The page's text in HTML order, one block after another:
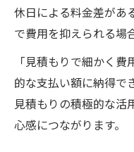
休日による料金差があ
で費用を抑えられる場
「見積もりで細かく
的な支払い額に納得で
見積もりの積極的な活
心感につながります。